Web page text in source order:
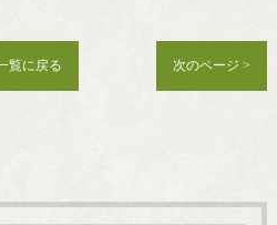
覧に戻る 次のページ >